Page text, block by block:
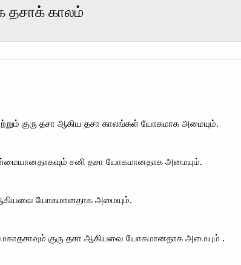
தசாக் காலம்
குரு தசா ஆகிய தசா காலங்கள் யோகமாக அமையும்.
சனி தசா யோகமானதாக அமையும்.
ஆகியவை யோகமானதாக அமையும்.
குரு தசா ஆகியவை யோகமானதாக அமையும் .